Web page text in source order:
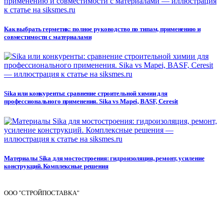
Как выбрать герметик: полное руководство по типам, применению и
совместимости с материалами
Sika или конкуренты: сравнение строительной химии для
профессионального применения. Sika vs Mapei, BASF, Ceresit
Материалы Sika для мостостроения: гидроизоляция, ремонт, усиление
конструкций. Комплексные решения
ООО "СТРОЙПОСТАВКА"